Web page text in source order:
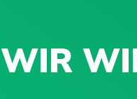
WIR